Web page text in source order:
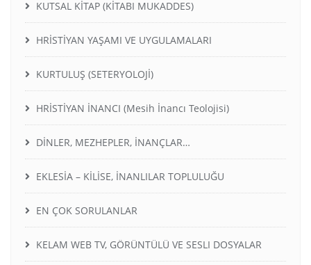
KUTSAL KİTAP (KİTABI MUKADDES)
HRİSTİYAN YAŞAMI VE UYGULAMALARI
KURTULUŞ (SETERYOLOJİ)
HRİSTİYAN İNANCI (Mesih İnancı Teolojisi)
DİNLER, MEZHEPLER, İNANÇLAR…
EKLESİA – KİLİSE, İNANLILAR TOPLULUĞU
EN ÇOK SORULANLAR
KELAM WEB TV, GÖRÜNTÜLÜ VE SESLI DOSYALAR